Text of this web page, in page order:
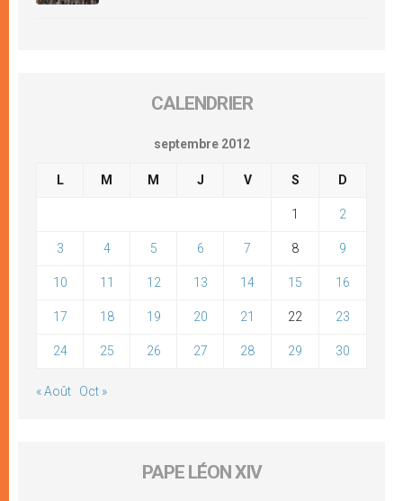
CALENDRIER
septembre 2012
L M M J V S D
1 2
3 4 5 6 7 8 9
10 11 12 13 14 15 16
17 18 19 20 21 22 23
24 25 26 27 28 29 30
« Août Oct »
PAPE LÉON XIV